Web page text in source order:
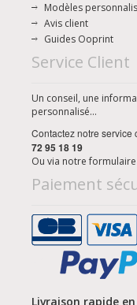
Modèles
Avis client
Guides Ooprint
Service Client
Un conseil, une
personnalisé...
Contactez notre
72 95 18 19
Ou via notre
Paiement
Livraison rapide